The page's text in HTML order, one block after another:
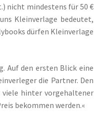
nicht mindestens für 50 €
Kleinverlage bedeutet,
dürfen Kleinverlage
Auf den ersten Blick eine
die Partner. Den
viele hinter vorgehaltener
bekommen werden.«